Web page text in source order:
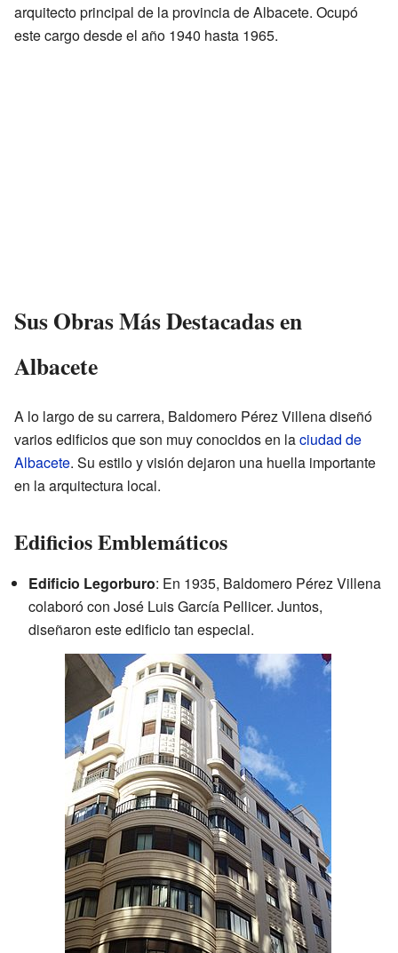
arquitecto principal de la provincia de Albacete. Ocupó
este cargo desde el año 1940 hasta 1965.
Sus Obras Más Destacadas en
Albacete
A lo largo de su carrera, Baldomero Pérez Villena diseñó
varios edificios que son muy conocidos en laciudad de
Albacete. Su estilo y visión dejaron una huella importante
en la arquitectura local.
Edificios Emblemáticos
Edificio Legorburo: En 1935, Baldomero Pérez Villena
colaboró con José Luis García Pellicer. Juntos,
diseñaron este edificio tan especial.